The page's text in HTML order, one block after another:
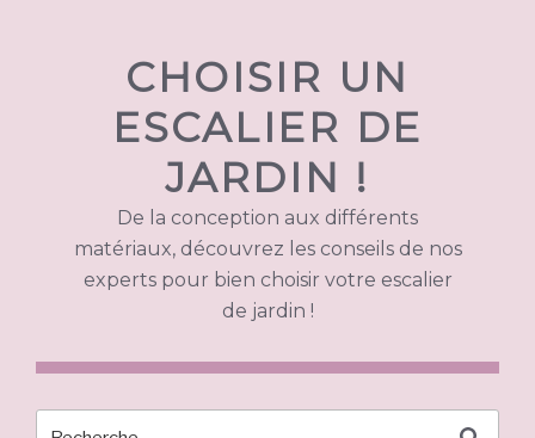
CHOISIR UN
ESCALIER DE
JARDIN !
De la conception aux différents
matériaux, découvrez les conseils de nos
experts pour bien choisir votre escalier
de jardin !